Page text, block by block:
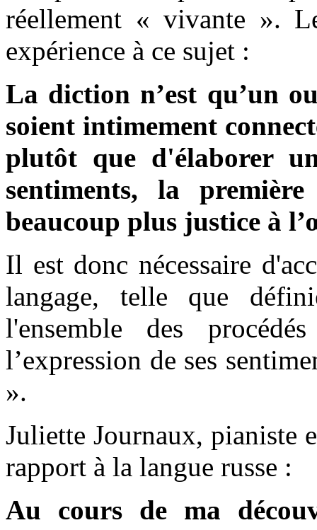
réellement « vivante ».
expérience à ce sujet :
La diction n’est qu’un
soient intimement
plutôt que d'élaborer
sentiments, la
beaucoup plus justice à
Il est donc nécessaire
langage, telle que
l'ensemble des
l’expression de ses
».
Juliette Journaux, pianiste
rapport à la langue russe :
Au cours de ma